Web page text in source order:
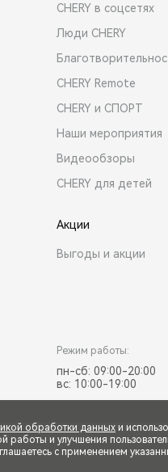
CHERY в соцсетях
Люди CHERY
CHERY Remote
CHERY и СПОРТ
Наши мероприятия
Видеообзоры
CHERY для детей
Акции
Выгоды и акции
Режим работы:
пн-сб: 09:00-20:00
вс: 10:00-19:00
обработки данных и
и улучшения
с применением